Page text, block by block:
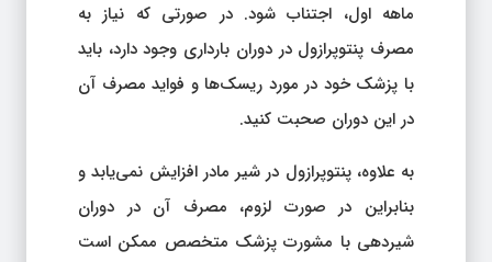
ماهه اول، اجتناب شود. در صورتی که نیاز به
مصرف پنتوپرازول در دوران بارداری وجود دارد، باید
با پزشک خود در مورد ریسک‌ها و فواید مصرف آن
در این دوران صحبت کنید.
به علاوه، پنتوپرازول در شیر مادر افزایش نمی‌یابد و
بنابراین در صورت لزوم، مصرف آن در دوران
شیردهی با مشورت پزشک متخصص ممکن است